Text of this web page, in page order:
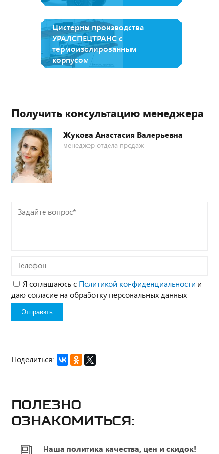
Цистерны производства
УРАЛСПЕЦТРАНС с
термоизолированным
корпусом
Получить консультацию менеджера
Жукова Анастасия Валерьевна
менеджер отдела продаж
Задайте
вопрос*
Телефон
Я соглашаюсь с Политикой конфиденциальности и
даю согласие на обработку персональных данных
Поделиться:
Полезно
ознакомиться:
Наша политика качества, цен и скидок!